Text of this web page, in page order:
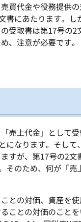
買代金や役務提供
書にあたります。
受取書は第17号の
、注意が必要です。
売上代金」として
になります。そし
すが、第17号の2
そのため、何が「
との対価、資産を
ことの対価のこと